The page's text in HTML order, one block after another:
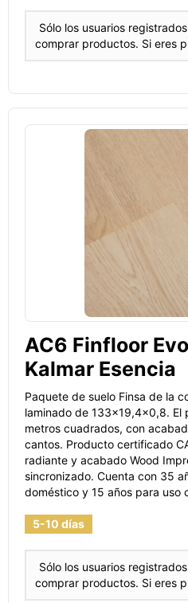
Sólo los usuarios
comprar productos. Si eres
AC6 Finfloor
Kalmar Esencia
Paquete de suelo Finsa de la
laminado de 133x19,4x0,8. El
metros cuadrados, con
cantos. Producto certificado
radiante y acabado Wood
sincronizado. Cuenta con 35
doméstico y 15 años para uso
5-10 días
Sólo los usuarios
comprar productos. Si eres